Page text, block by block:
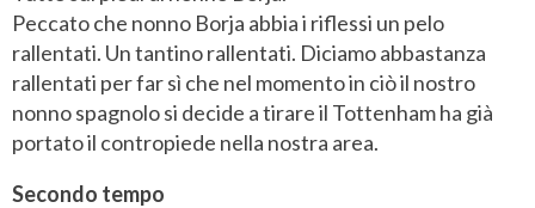
Peccato che nonno Borja abbia i riflessi un pelo
rallentati. Un tantino rallentati. Diciamo abbastanza
rallentati per far sì che nel momento in ciò il nostro
nonno spagnolo si decide a tirare il Tottenham ha già
portato il contropiede nella nostra area.
Secondo tempo